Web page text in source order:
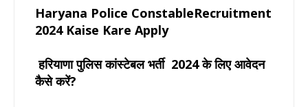
Haryana Police ConstableRecruitment
2024Kaise Kare Apply
हरियाणा पुलिस कांस्टेबल भर्ती 2024 के लिए आवेदन
कैसे करें?